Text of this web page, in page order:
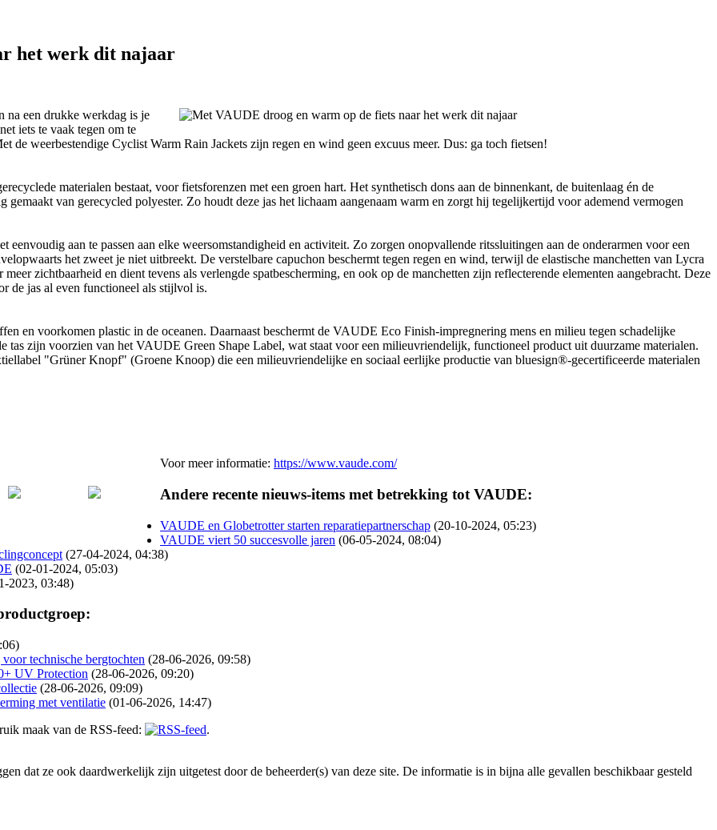
het werk dit najaar
na een drukke werkdag is je
iets te vaak tegen om te
de weerbestendige Cyclist Warm Rain Jackets zijn regen en wind geen excuus meer. Dus: ga toch fietsen!
materialen bestaat, voor fietsforenzen met een groen hart. Het synthetisch dons aan de binnenkant, de buitenlaag én de
van gerecycled polyester. Zo houdt deze jas het lichaam aangenaam warm en zorgt hij tegelijkertijd voor ademend vermogen
aan te passen aan elke weersomstandigheid en activiteit. Zo zorgen onopvallende ritssluitingen aan de onderarmen voor een
het zweet je niet uitbreekt. De verstelbare capuchon beschermt tegen regen en wind, terwijl de elastische manchetten van Lycra
zichtbaarheid en dient tevens als verlengde spatbescherming, en ook op de manchetten zijn reflecterende elementen aangebracht. Deze
de jas al even functioneel als stijlvol is.
en voorkomen plastic in de oceanen. Daarnaast beschermt de VAUDE Eco Finish-impregnering mens en milieu tegen schadelijke
zijn voorzien van het VAUDE Green Shape Label, wat staat voor een milieuvriendelijk, functioneel product uit duurzame materialen.
"Grüner Knopf" (Groene Knoop) die een milieuvriendelijke en sociaal eerlijke productie van bluesign®-gecertificeerde materialen
Voor meer informatie: https://www.vaude.com/
Andere recente nieuws-items met betrekking tot VAUDE:
VAUDE en Globetrotter starten reparatiepartnerschap (20-10-2024, 05:23)
VAUDE viert 50 succesvolle jaren (06-05-2024, 08:04)
(27-04-2024, 04:38)
(02-01-2024, 05:03)
2023, 03:48)
technische bergtochten (28-06-2026, 09:58)
UV Protection (28-06-2026, 09:20)
(28-06-2026, 09:09)
met ventilatie (01-06-2026, 14:47)
maak van de RSS-feed:
.
dat ze ook daardwerkelijk zijn uitgetest door de beheerder(s) van deze site. De informatie is in bijna alle gevallen beschikbaar gesteld